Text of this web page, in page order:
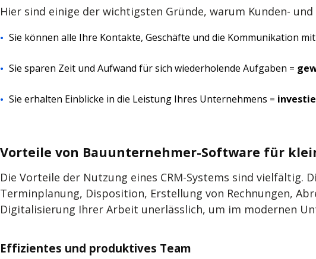
Hier sind einige der wichtigsten Gründe, warum Kunden-
Sie können alle Ihre Kontakte, Geschäfte und die Kommunikation
Sie sparen Zeit und Aufwand für sich wiederholende Aufgaben =
Sie erhalten Einblicke in die Leistung Ihres Unternehmens =
Vorteile von Bauunternehmer-Software für
Die Vorteile der Nutzung eines CRM-Systems sind vielfältig.
Terminplanung, Disposition, Erstellung von Rechnungen,
Digitalisierung Ihrer Arbeit unerlässlich, um im modernen
Effizientes und produktives Team